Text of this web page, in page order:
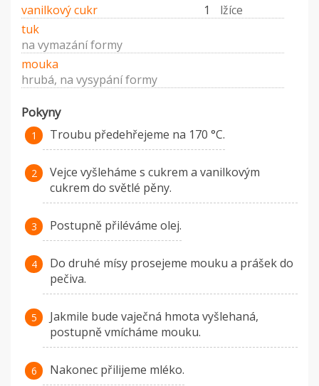
vanilkový cukr
1
lžíce
tuk
na vymazání formy
mouka
hrubá, na vysypání formy
Pokyny
Troubu předehřejeme na 170 °C.
Vejce vyšleháme s cukrem a vanilkovým
cukrem do světlé pěny.
Postupně přiléváme olej.
Do druhé mísy prosejeme mouku a prášek do
pečiva.
Jakmile bude vaječná hmota vyšlehaná,
postupně vmícháme mouku.
Nakonec přilijeme mléko.